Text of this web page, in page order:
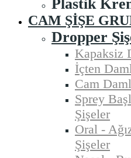
Plastik
CAM ŞIŞE
Dropper
Kapaksiz
İçten
Cam
Sprey
Şişeler
Oral -
Şişeler